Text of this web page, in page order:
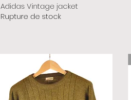
Adidas Vintage jacket
Rupture de stock